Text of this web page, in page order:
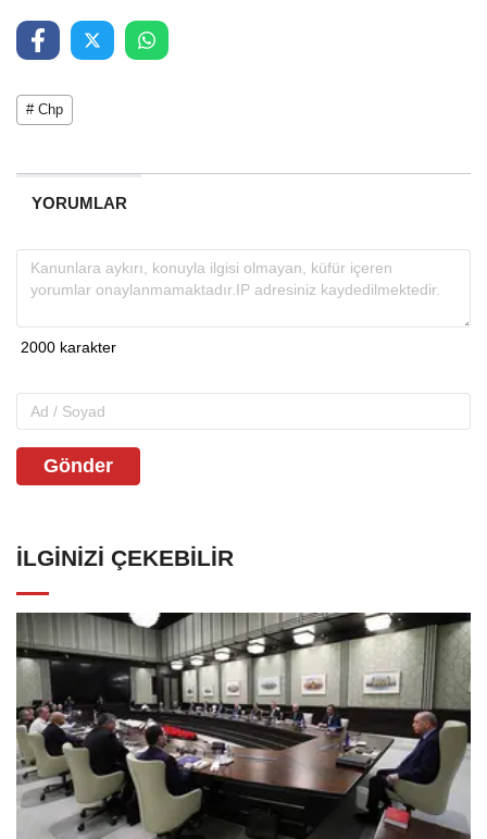
# Chp
YORUMLAR
Gönder
İLGINIZI ÇEKEBILIR